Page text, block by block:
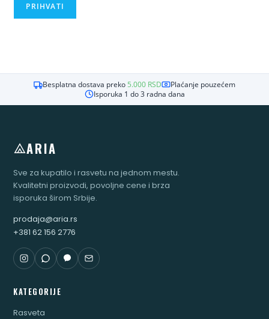
PRIHVATI
Besplatna dostava preko 5.000 RSD
Plaćanje pouzećem
Isporuka 1 do 3 radna dana
ARIA
Sve za kupatilo i rasvetu na jednom mestu.
Kvalitetni proizvodi, povoljne cene i brza
isporuka širom Srbije.
prodaja@aria.rs
+381 62 156 2776
KATEGORIJE
Rasveta